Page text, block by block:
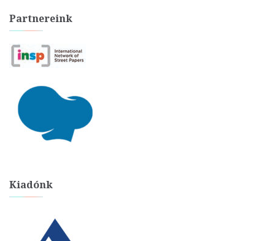
Partnereink
Kiadónk